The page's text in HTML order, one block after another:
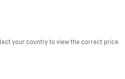
your country to view the correct price